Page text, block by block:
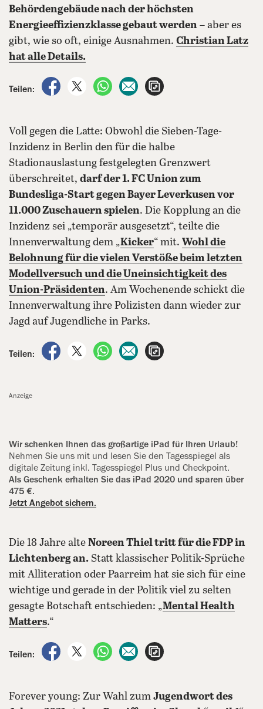
Behördengebäude nach der höchsten
Energieeffizienzklasse gebaut werden – aber es
gibt, wie so oft, einige Ausnahmen. Christian Latz
hat alle Details.
Teilen:
auf Facebook teilen
auf X teilenper WhatsApp teilen
per E-Mail teilen
Voll gegen die Latte: Obwohl die Sieben-Tage-
Inzidenz in Berlin den für die halbe
Stadionauslastung festgelegten Grenzwert
überschreitet, darf der 1. FC Union zum
Bundesliga-Start gegen Bayer Leverkusen vor
11.000 Zuschauern spielen. Die Kopplung an die
Inzidenz sei „temporär ausgesetzt“, teilte die
Innenverwaltung dem „Kicker“ mit. Wohl die
Belohnung für die vielen Verstöße beim letzten
Modellversuch und die Uneinsichtigkeit des
Union-Präsidenten. Am Wochenende schickt die
Innenverwaltung ihre Polizisten dann wieder zur
Jagd auf Jugendliche in Parks.
Teilen:
auf Facebook teilen
auf X teilenper WhatsApp teilen
per E-Mail teilen
Anzeige
Wir schenken Ihnen das großartige iPad für Ihren Urlaub!
Nehmen Sie uns mit und lesen Sie den Tagesspiegel als
digitale Zeitung inkl. Tagesspiegel Plus und Checkpoint.
Als Geschenk erhalten Sie das iPad 2020 und sparen über
475 €.
Jetzt Angebot sichern.
Die 18 Jahre alte Noreen Thiel tritt für die FDP in
Lichtenberg an. Statt klassischer Politik-Sprüche
mit Alliteration oder Paarreim hat sie sich für eine
wichtige und gerade in der Politik viel zu selten
gesagte Botschaft entschieden: „Mental Health
Matters.“
Teilen:
auf Facebook teilen
auf X teilenper WhatsApp teilen
per E-Mail teilen
Forever young: Zur Wahl zum Jugendwort des